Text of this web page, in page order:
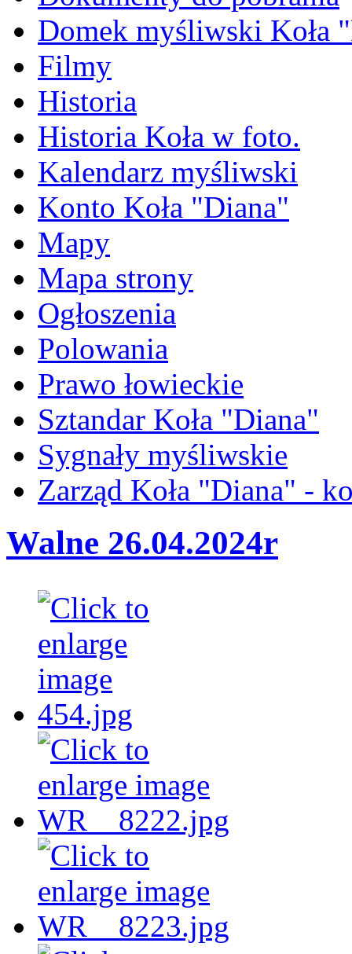
Domek myśliwski Koła
Filmy
Historia
Historia Koła w foto.
Kalendarz myśliwski
Konto Koła "Diana"
Mapy
Mapa strony
Ogłoszenia
Polowania
Prawo łowieckie
Sztandar Koła "Diana"
Sygnały myśliwskie
Zarząd Koła "Diana" -
Walne 26.04.2024r